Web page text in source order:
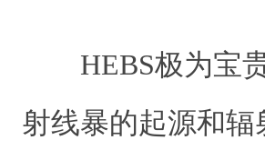
HEBS极为宝贵
射线暴的起源和